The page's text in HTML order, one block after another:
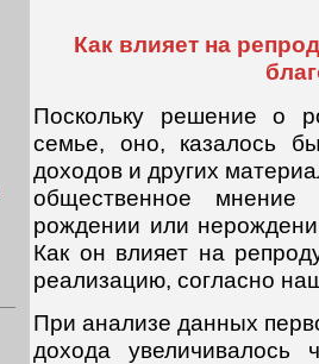
Как влияет на
Поскольку решение о
семье, оно, казалось
доходов и других
общественное
рождении или
Как он влияет на
реализацию, согласно
При анализе данных
дохода увеличивалось